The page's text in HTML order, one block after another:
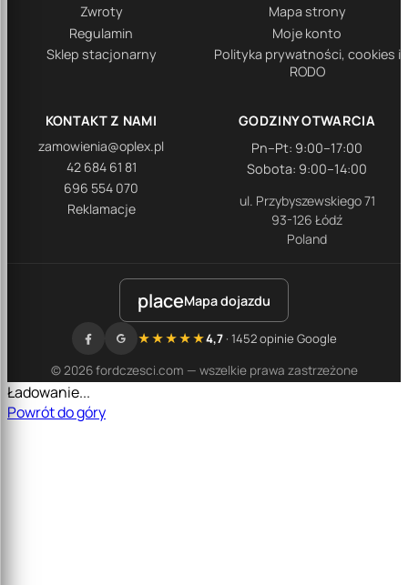
Zwroty
Regulamin
Sklep stacjonarny
Mapa strony
Moje konto
Polityka prywatności, cookies i
RODO
KONTAKT Z NAMI
zamowienia@oplex.pl
42 684 61 81
696 554 070
Reklamacje
GODZINY OTWARCIA
Pn–Pt: 9:00–17:00
Sobota: 9:00–14:00
ul. Przybyszewskiego 71
93-126 Łódź
Poland
placeMapa dojazdu
© 2026 fordczesci.com — wszelkie prawa zastrzeżone
★★★★★4,7· 1452 opinie Google
Ładowanie...
Powrót do góry